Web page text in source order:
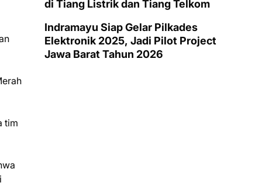
tim
di Tiang Listrik dan Tiang Telkom
Indramayu Siap Gelar Pilkades
Elektronik 2025, Jadi Pilot Project
Jawa Barat Tahun 2026